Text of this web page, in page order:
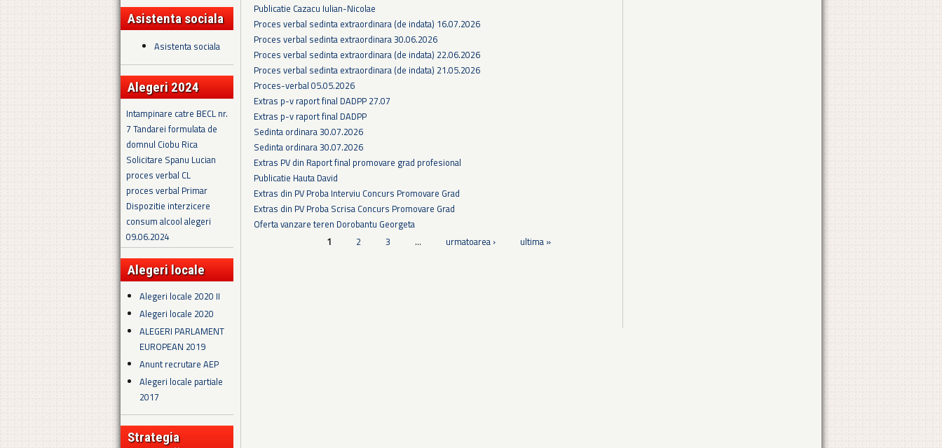
Asistenta sociala
Asistenta sociala
Alegeri 2024
Intampinare catre BECL nr.
7 Tandarei formulata de
domnul Ciobu Rica
Solicitare Spanu Lucian
proces verbal CL
proces verbal Primar
Dispozitie interzicere
consum alcool alegeri
09.06.2024
Alegeri locale
Alegeri locale 2020 II
Alegeri locale 2020
ALEGERI PARLAMENT
EUROPEAN 2019
Anunt recrutare AEP
Alegeri locale partiale
2017
Strategia
Publicatie Cazacu Iulian-Nicolae
Proces verbal sedinta extraordinara (de indata) 16.07.2026
Proces verbal sedinta extraordinara 30.06.2026
Proces verbal sedinta extraordinara (de indata) 22.06.2026
Proces verbal sedinta extraordinara (de indata) 21.05.2026
Proces-verbal 05.05.2026
Extras p-v raport final DADPP 27.07
Extras p-v raport final DADPP
Sedinta ordinara 30.07.2026
Sedinta ordinara 30.07.2026
Extras PV din Raport final promovare grad profesional
Publicatie Hauta David
Extras din PV Proba Interviu Concurs Promovare Grad
Extras din PV Proba Scrisa Concurs Promovare Grad
Oferta vanzare teren Dorobantu Georgeta
1 2 3 … urmatoarea › ultima »